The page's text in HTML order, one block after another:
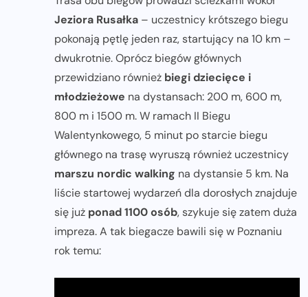
Jeziora Rusałka – uczestnicy krótszego biegu
pokonają pętlę jeden raz, startujący na 10 km –
dwukrotnie. Oprócz biegów głównych
przewidziano również biegi dziecięce i
młodzieżowe na dystansach: 200 m, 600 m,
800 m i 1500 m. W ramach II Biegu
Walentynkowego, 5 minut po starcie biegu
głównego na trasę wyruszą również uczestnicy
marszu nordic walking na dystansie 5 km. Na
liście startowej wydarzeń dla dorosłych znajduje
się już ponad 1100 osób, szykuje się zatem duża
impreza. A tak biegacze bawili się w Poznaniu
rok temu: